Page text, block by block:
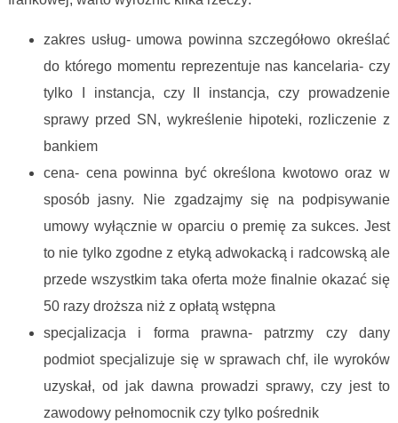
zakres usług- umowa powinna szczegółowo określać
do którego momentu reprezentuje nas kancelaria- czy
tylko I instancja, czy II instancja, czy prowadzenie
sprawy przed SN, wykreślenie hipoteki, rozliczenie z
bankiem
cena- cena powinna być określona kwotowo oraz w
sposób jasny. Nie zgadzajmy się na podpisywanie
umowy wyłącznie w oparciu o premię za sukces. Jest
to nie tylko zgodne z etyką adwokacką i radcowską ale
przede wszystkim taka oferta może finalnie okazać się
50 razy droższa niż z opłatą wstępna
specjalizacja i forma prawna- patrzmy czy dany
podmiot specjalizuje się w sprawach chf, ile wyroków
uzyskał, od jak dawna prowadzi sprawy, czy jest to
zawodowy pełnomocnik czy tylko pośrednik